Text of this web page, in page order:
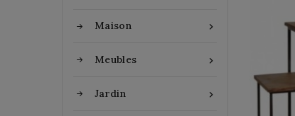

Maison

Meubles

Jardin